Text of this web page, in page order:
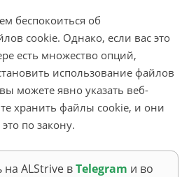
беспокоиться об
cookie. Однако, если вас это
есть множество опций,
использование файлов
можете явно указать веб-
хранить файлы cookie, и они
по закону.
ALStrive вTelegram и во